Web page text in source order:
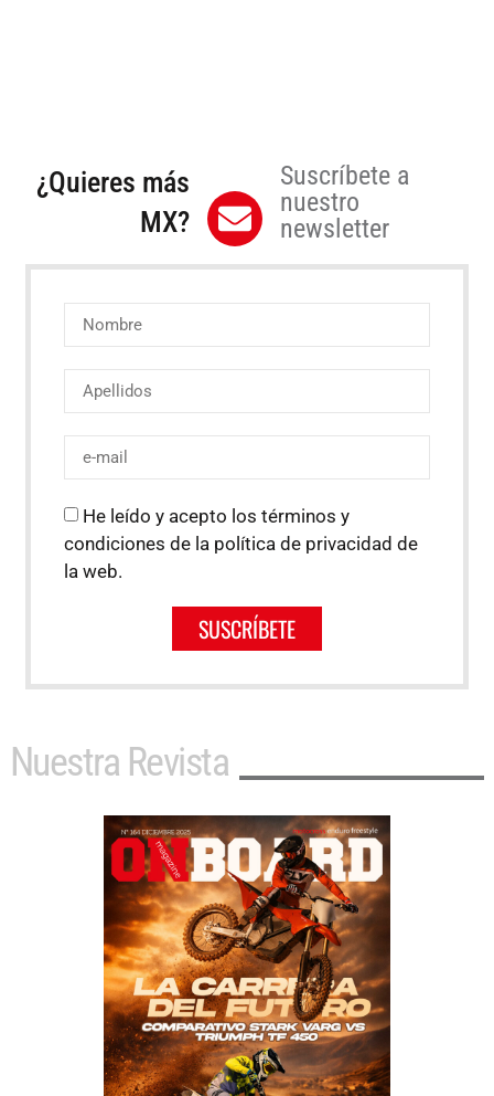
¿Quieres más
MX?
Suscríbete a
nuestro
newsletter
He leído y acepto los términos y
condiciones de la política de privacidad de
la web.
SUSCRÍBETE
Nuestra Revista